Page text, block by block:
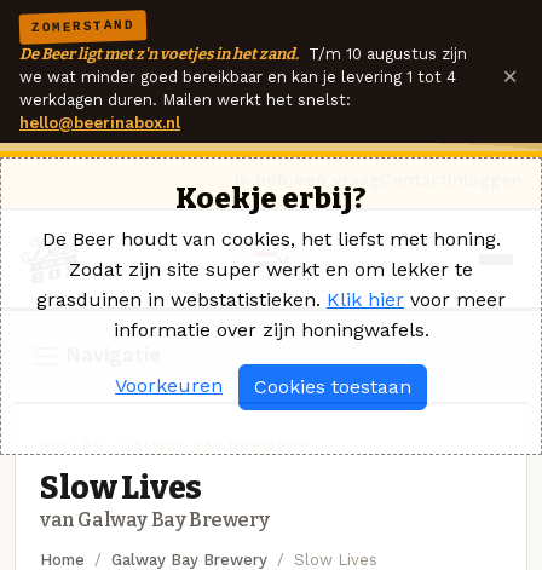
ZOMERSTAND
De Beer ligt met z'n voetjes in het zand. T/m 10 augustus zijn
we wat minder goed bereikbaar en kan je levering 1 tot 4
werkdagen duren. Mailen werkt het snelst:
hello@beerinabox.nl
×
Slow Lives
van Galway Bay Brewery
Home Galway Bay Brewery Slow Lives
Koekje erbij?
De Beer houdt van cookies, het liefst met honing.
Zodat zijn site super werkt en om lekker te
grasduinen in webstatistieken. Klik hier voor meer
informatie over zijn honingwafels.
Voorkeuren Cookies toestaan